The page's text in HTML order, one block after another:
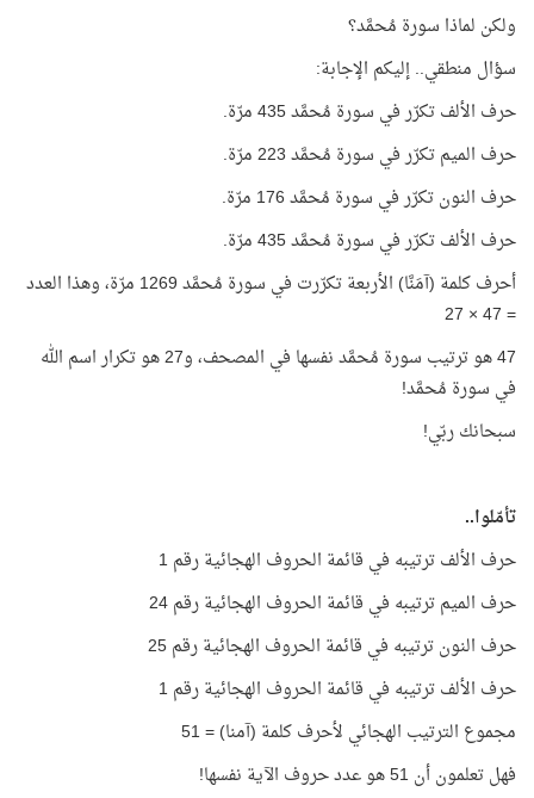
ولكن لماذا سورة مُحمَّد؟
سؤال منطقي.. إليكم الإجابة:
حرف الألف تكرّر في سورة مُحمَّد 435 مرّة.
حرف الميم تكرّر في سورة مُحمَّد 223 مرّة.
حرف النون تكرّر في سورة مُحمَّد 176 مرّة.
حرف الألف تكرّر في سورة مُحمَّد 435 مرّة.
أحرف كلمة (آمَنَّا) الأربعة تكرّرت في سورة مُحمَّد 1269 مرّة، وهذا العدد
= 47 × 27
47 هو ترتيب سورة مُحمَّد نفسها في المصحف، و27 هو تكرار اسم الله
في سورة مُحمَّد!
سبحانك ربّي!
تأمّلوا..
حرف الألف ترتيبه في قائمة الحروف الهجائية رقم 1
حرف الميم ترتيبه في قائمة الحروف الهجائية رقم 24
حرف النون ترتيبه في قائمة الحروف الهجائية رقم 25
حرف الألف ترتيبه في قائمة الحروف الهجائية رقم 1
مجموع الترتيب الهجائي لأحرف كلمة (آمنا) = 51
فهل تعلمون أن 51 هو عدد حروف الآية نفسها!